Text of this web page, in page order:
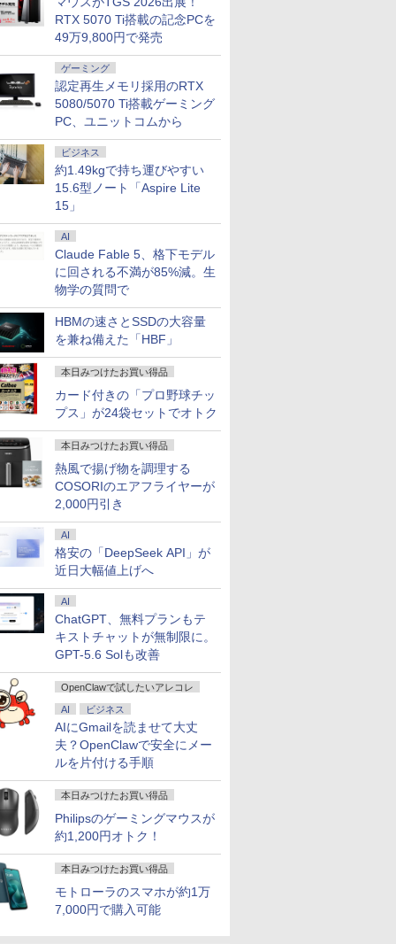
RTX 5070 Ti搭載の記念PCを
49万9,800円で発売
ゲーミング
認定再生メモリ採用のRTX
5080/5070 Ti搭載ゲーミング
PC、ユニットコムから
ビジネス
約1.49kgで持ち運びやすい
15.6型ノート「Aspire Lite
15」
AI
Claude Fable 5、格下モデル
に回される不満が85%減。生
物学の質問で
HBMの速さとSSDの大容量
を兼ね備えた「HBF」
本日みつけたお買い得品
カード付きの「プロ野球チッ
プス」が24袋セットでオトク
本日みつけたお買い得品
熱風で揚げ物を調理する
COSORIのエアフライヤーが
2,000円引き
AI
格安の「DeepSeek API」が
近日大幅値上げへ
AI
ChatGPT、無料プランもテ
キストチャットが無制限に。
GPT-5.6 Solも改善
OpenClawで試したいアレコレ
AI ビジネス
AIにGmailを読ませて大丈
夫？OpenClawで安全にメー
ルを片付ける手順
本日みつけたお買い得品
Philipsのゲーミングマウスが
約1,200円オトク！
本日みつけたお買い得品
モトローラのスマホが約1万
7,000円で購入可能